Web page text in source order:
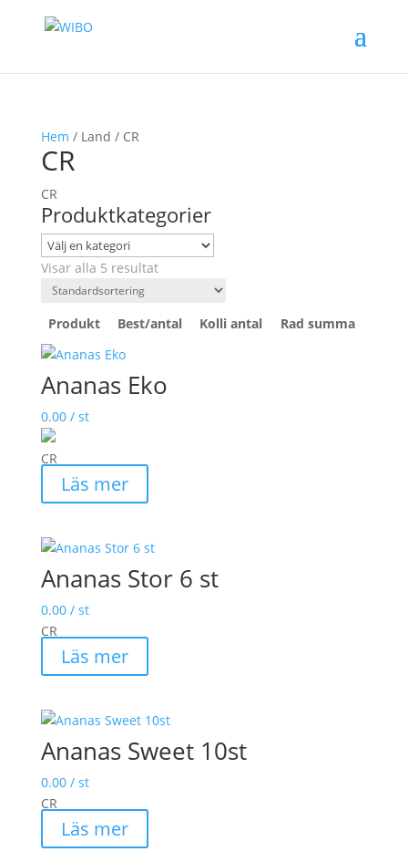
Hem / Land / CR
CR
CR
Produktkategorier
Visar alla 5 resultat
Produkt Best/antal Kolli antal Rad summa
Ananas Eko
0.00/ st
CR
Läs mer
Ananas Stor 6 st
0.00/ st
CR
Läs mer
Ananas Sweet 10st
0.00/ st
CR
Läs mer